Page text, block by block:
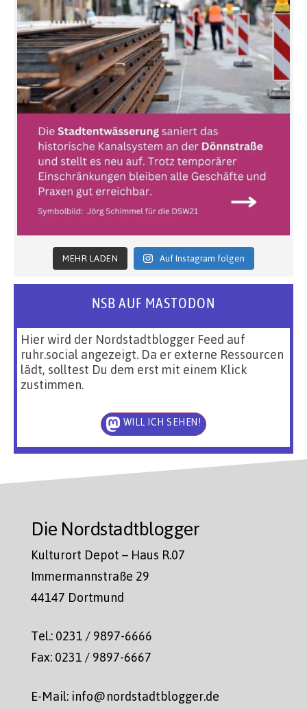
MEHR LADEN Auf Instagram folgen
NSB AUF MASTODON
Hier wird der Nordstadtblogger Feed auf
ruhr.social angezeigt. Da er externe Ressourcen
lädt, solltest Du dem erst mit einem Klick
zustimmen.
WILL ICH SEHEN!
Die Nordstadtblogger
Kulturort Depot – Haus R.07
Immermannstraße 29
44147 Dortmund
Tel.: 0231 / 9897-6666
Fax: 0231 / 9897-6667
E-Mail: info@nordstadtblogger.de